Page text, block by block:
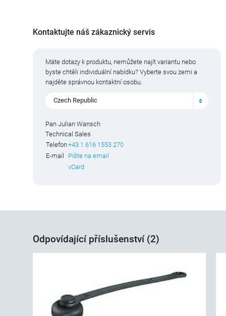
Kontaktujte náš zákaznický servis
Máte dotazy k produktu, nemůžete najít variantu nebo
byste chtěli individuální nabídku? Vyberte svou zemi a
najděte správnou kontaktní osobu.
Czech Republic
Pan Julian Wansch
Technical Sales
Telefon+43 1 616 1553 270
E-mail
Pište na email
vCard
Odpovídající příslušenství (2)